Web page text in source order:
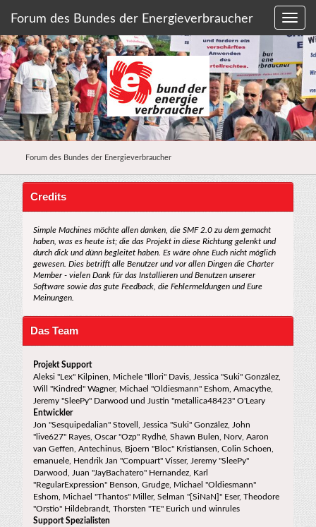
Forum des Bundes der Energieverbraucher
Forum des Bundes der Energieverbraucher
Credits
Simple Machines möchte allen danken, die SMF 2.0 zu dem gemacht
haben, was es heute ist; die das Projekt in diese Richtung gelenkt und
durch dick und dünn begleitet haben. Es wäre ohne Euch nicht möglich
gewesen. Dies betrifft alle Benutzer und vor allen Dingen die Charter
Member - vielen Dank für das Installieren und Benutzen unserer
Software sowie das gute Feedback, die Fehlermeldungen und Eure
Meinungen.
Das Team
Projekt Support
Aleksi "Lex" Kilpinen, Michele "Illori" Davis, Jessica "Suki" González,
Will "Kindred" Wagner, Michael "Oldiesmann" Eshom, Amacythe,
Jeremy "SleePy" Darwood und Justin "metallica48423" O'Leary
Entwickler
Jon "Sesquipedalian" Stovell, Jessica "Suki" González, John
"live627" Rayes, Oscar "Ozp" Rydhé, Shawn Bulen, Norv, Aaron
van Geffen, Antechinus, Bjoern "Bloc" Kristiansen, Colin Schoen,
emanuele, Hendrik Jan "Compuart" Visser, Jeremy "SleePy"
Darwood, Juan "JayBachatero" Hernandez, Karl
"RegularExpression" Benson, Grudge, Michael "Oldiesmann"
Eshom, Michael "Thantos" Miller, Selman "[SiNaN]" Eser, Theodore
"Orstio" Hildebrandt, Thorsten "TE" Eurich und winrules
Support Spezialisten